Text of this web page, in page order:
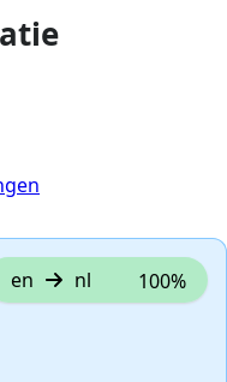
en nl 100%